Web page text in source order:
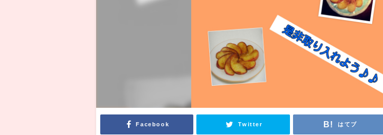
Facebook Twitter はてブ